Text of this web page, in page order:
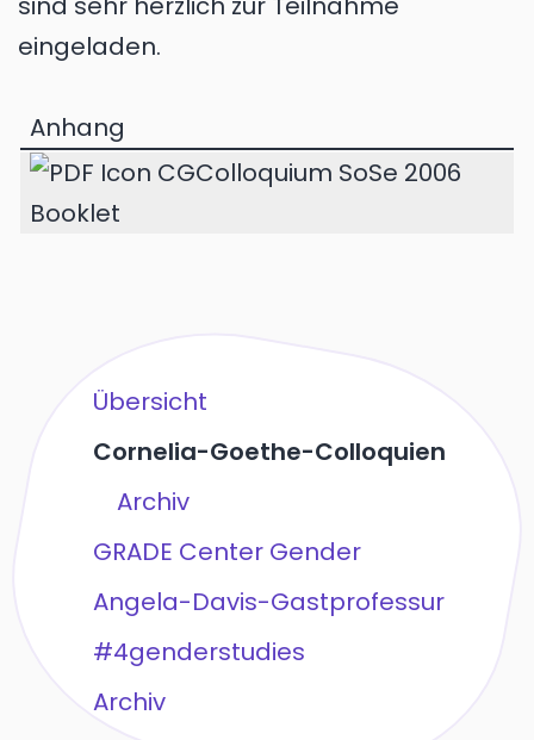
eingeladen.
Anhang
CGColloquium SoSe 2006
Booklet
Übersicht
Cornelia-Goethe-Colloquien
Archiv
GRADE Center Gender
Angela-Davis-Gastprofessur
#4genderstudies
Archiv